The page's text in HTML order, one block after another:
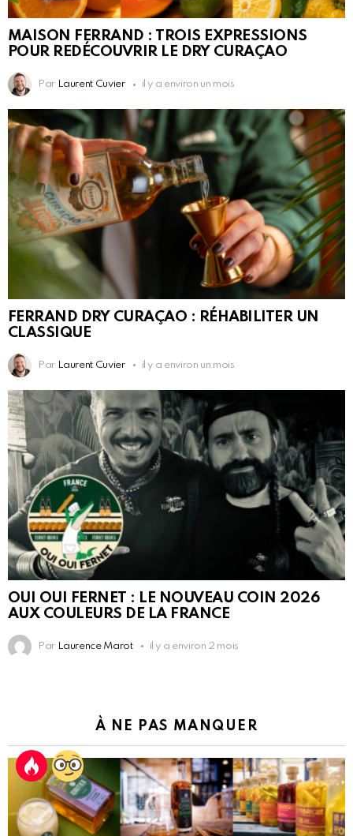
MAISON FERRAND : TROIS EXPRESSIONS
POUR REDÉCOUVRIR LE DRY CURAÇAO
Par Laurent Cuvier il y a environ un mois
FERRAND DRY CURAÇAO : RÉHABILITER UN
CLASSIQUE
Par Laurent Cuvier il y a environ un mois
OUI OUI FERNET : LE NOUVEAU COIN 2026
AUX COULEURS DE LA FRANCE
Par Laurence Marot il y a environ 2 mois
À NE PAS MANQUER